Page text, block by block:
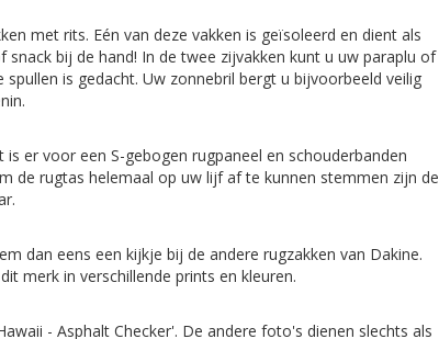
met rits. Eén van deze vakken is geïsoleerd en dient als
bij de hand! In de twee zijvakken kunt u uw paraplu of
is gedacht. Uw zonnebril bergt u bijvoorbeeld veilig
is er voor een S-gebogen rugpaneel en schouderbanden
de rugtas helemaal op uw lijf af te kunnen stemmen zijn de
dan eens een kijkje bij de andere rugzakken van Dakine.
merk in verschillende prints en kleuren.
- Asphalt Checker'. De andere foto's dienen slechts als